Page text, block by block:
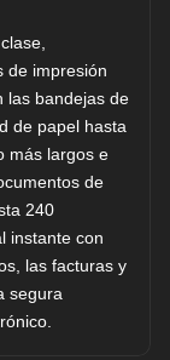
de impresión
las bandejas de
de papel hasta
más largos e
de
240
instante con
las facturas y
segura